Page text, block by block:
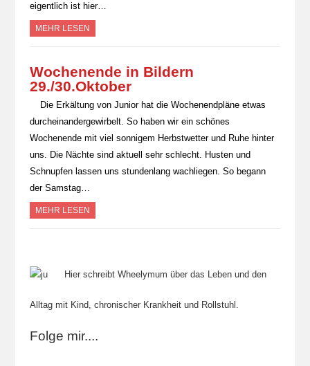
eigentlich ist hier…
MEHR LESEN
Wochenende in Bildern
29./30.Oktober
Die Erkältung von Junior hat die Wochenendpläne etwas
durcheinandergewirbelt. So haben wir ein schönes
Wochenende mit viel sonnigem Herbstwetter und Ruhe hinter
uns. Die Nächte sind aktuell sehr schlecht. Husten und
Schnupfen lassen uns stundenlang wachliegen. So begann
der Samstag…
MEHR LESEN
Hier schreibt Wheelymum über das Leben und den
Alltag mit Kind, chronischer Krankheit und Rollstuhl.
Folge mir....